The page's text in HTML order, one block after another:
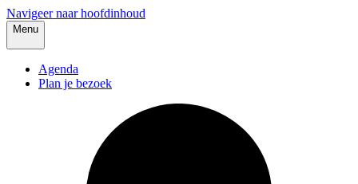
Navigeer naar hoofdinhoud
Menu
Agenda
Plan je bezoek